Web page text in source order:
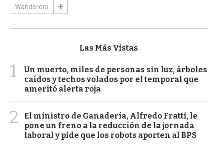
Wanderers
Las Más Vistas
1
Un muerto, miles de personas sin luz, árboles
caídos y techos volados por el temporal que
ameritó alerta roja
2
El ministro de Ganadería, Alfredo Fratti, le
pone un freno a la reducción de la jornada
laboral y pide que los robots aporten al BPS